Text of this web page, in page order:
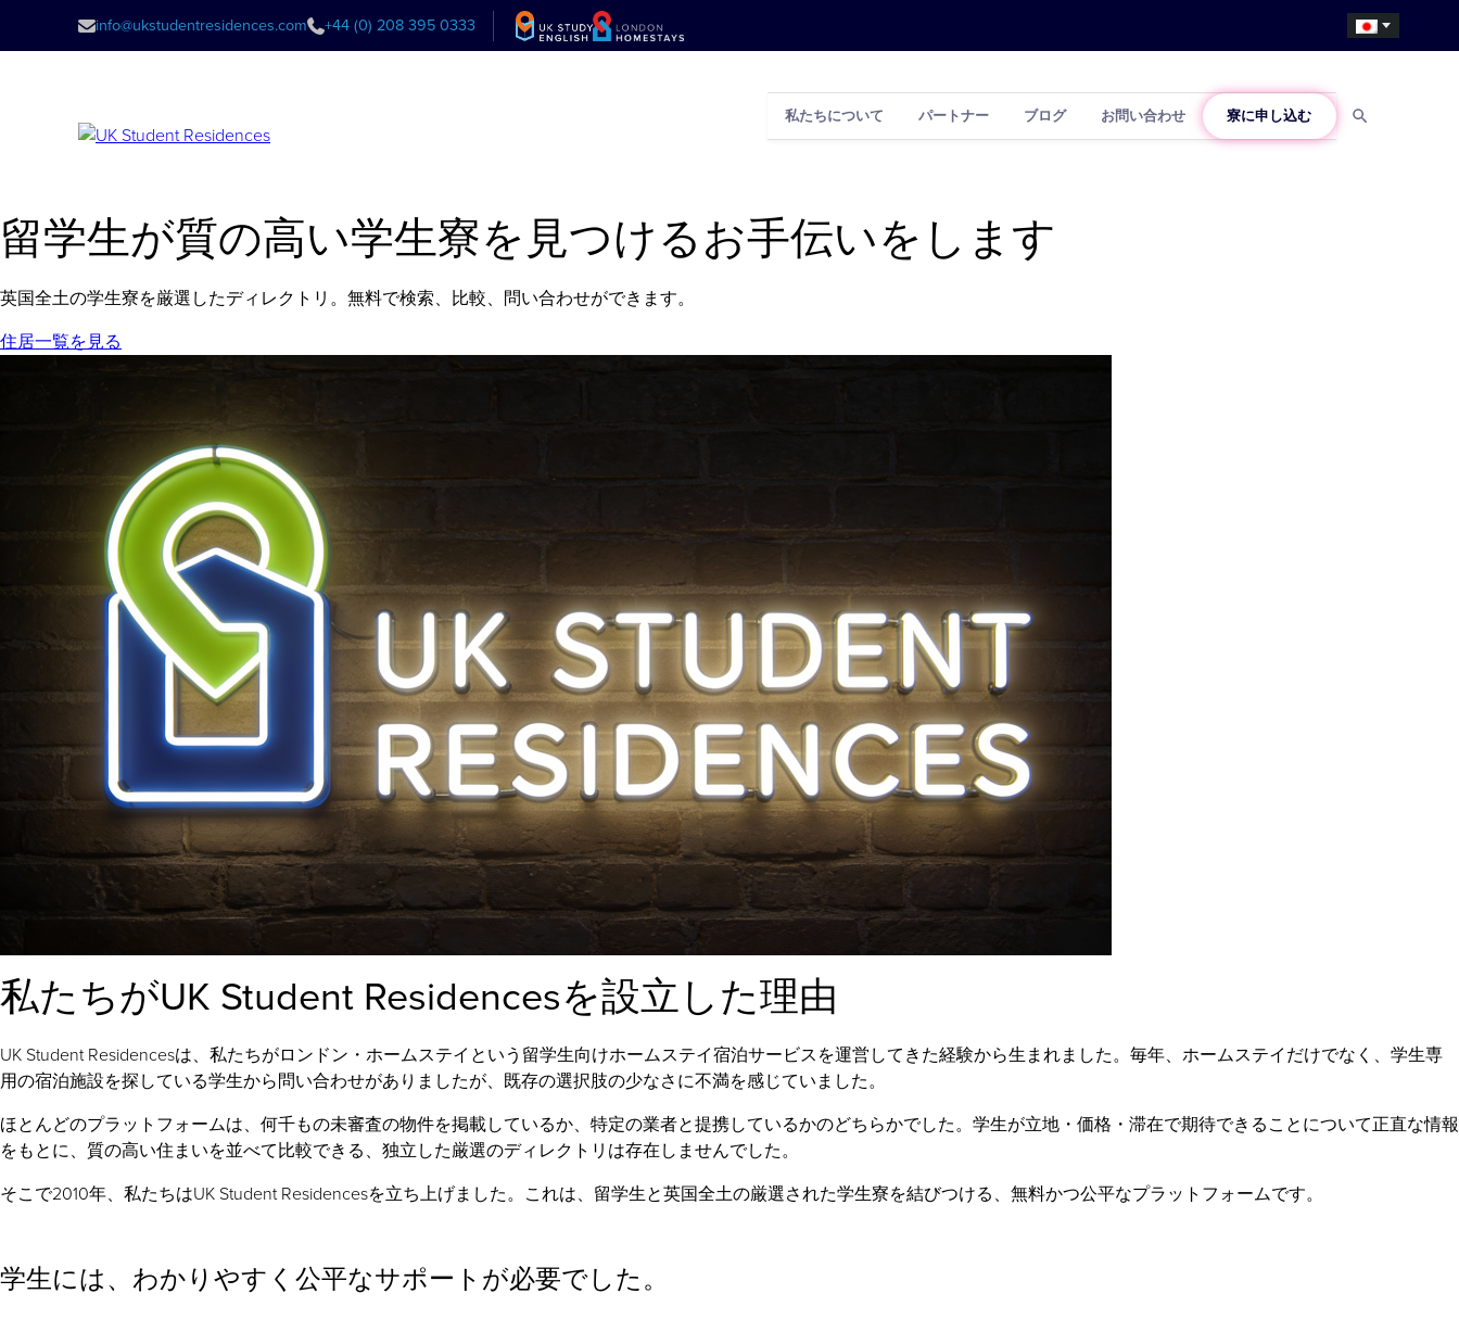
info@ukstudentresidences.com +44 (0) 208 395 0333
私たちについて パートナー ブログ お問い合わせ 寮に申し込む
留学生が質の高い学生寮を見つけるお手伝いをします
英国全土の学生寮を厳選したディレクトリ。無料で検索、比較、問い合わせができます。
住居一覧を見る
私たちがUK Student Residencesを設立した理由
UK Student Residencesは、私たちがロンドン・ホームステイという留学生向けホームステイ宿泊サービスを運営してきた経験から生まれました。毎年、ホームステイだけでなく、学生専
用の宿泊施設を探している学生から問い合わせがありましたが、既存の選択肢の少なさに不満を感じていました。
ほとんどのプラットフォームは、何千もの未審査の物件を掲載しているか、特定の業者と提携しているかのどちらかでした。学生が立地・価格・滞在で期待できることについて正直な情報
をもとに、質の高い住まいを並べて比較できる、独立した厳選のディレクトリは存在しませんでした。
そこで2010年、私たちはUK Student Residencesを立ち上げました。これは、留学生と英国全土の厳選された学生寮を結びつける、無料かつ公平なプラットフォームです。
学生には、わかりやすく公平なサポートが必要でした。